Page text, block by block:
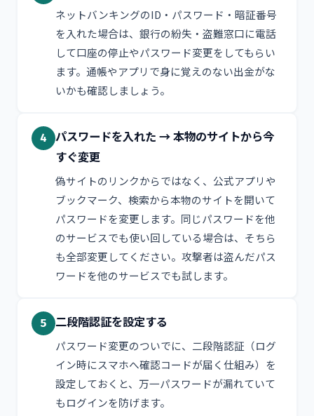
ネットバンキングのID・パスワード・暗証番号
を入れた場合は、銀行の紛失・盗難窓口に電話
して口座の停止やパスワード変更をしてもらい
ます。通帳やアプリで身に覚えのない出金がな
いかも確認しましょう。
4
パスワードを入れた → 本物のサイトから今
すぐ変更
偽サイトのリンクからではなく、公式アプリや
ブックマーク、検索から本物のサイトを開いて
パスワードを変更します。同じパスワードを他
のサービスでも使い回している場合は、そちら
も全部変更してください。攻撃者は盗んだパス
ワードを他のサービスでも試します。
5 二段階認証を設定する
パスワード変更のついでに、二段階認証（ログ
イン時にスマホへ確認コードが届く仕組み）を
設定しておくと、万一パスワードが漏れていて
もログインを防げます。